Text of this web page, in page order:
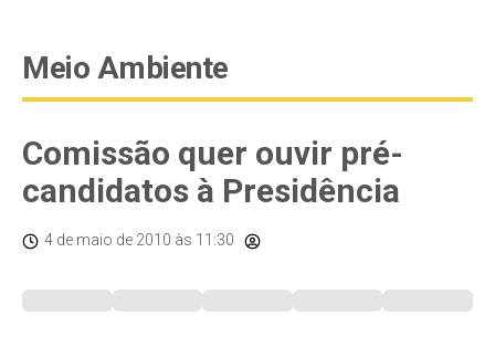
Meio Ambiente
Comissão quer ouvir pré-
candidatos à Presidência
4 de maio de 2010 às 11:30